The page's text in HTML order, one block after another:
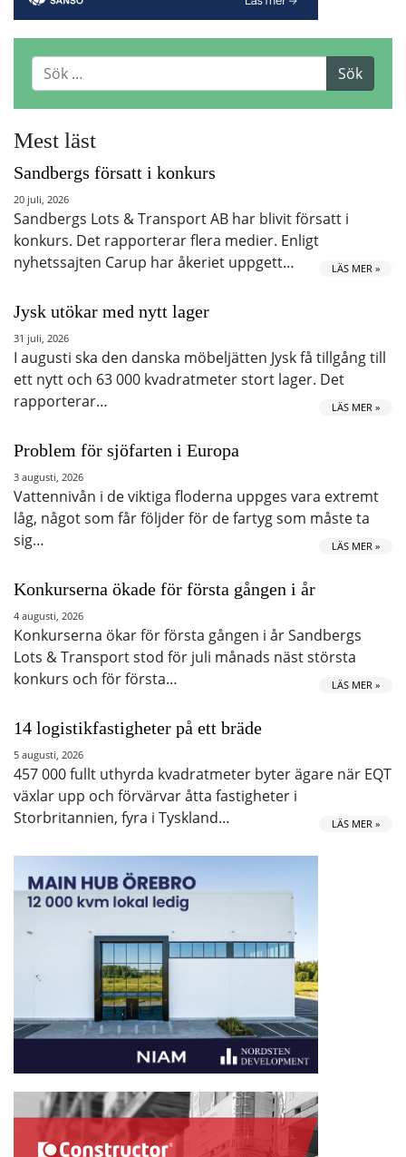
Mest läst
Sandbergs försatt i konkurs
20 juli, 2026
Sandbergs Lots & Transport AB har blivit försatt i
konkurs. Det rapporterar flera medier. Enligt
nyhetssajten Carup har åkeriet uppgett…
LÄS MER »
Jysk utökar med nytt lager
31 juli, 2026
I augusti ska den danska möbeljätten Jysk få tillgång till
ett nytt och 63 000 kvadratmeter stort lager. Det
rapporterar…
LÄS MER »
Problem för sjöfarten i Europa
3 augusti, 2026
Vattennivån i de viktiga floderna uppges vara extremt
låg, något som får följder för de fartyg som måste ta
sig…
LÄS MER »
Konkurserna ökade för första gången i år
4 augusti, 2026
Konkurserna ökar för första gången i år Sandbergs
Lots & Transport stod för juli månads näst största
konkurs och för första…
LÄS MER »
14 logistikfastigheter på ett bräde
5 augusti, 2026
457 000 fullt uthyrda kvadratmeter byter ägare när EQT
växlar upp och förvärvar åtta fastigheter i
Storbritannien, fyra i Tyskland…
LÄS MER »